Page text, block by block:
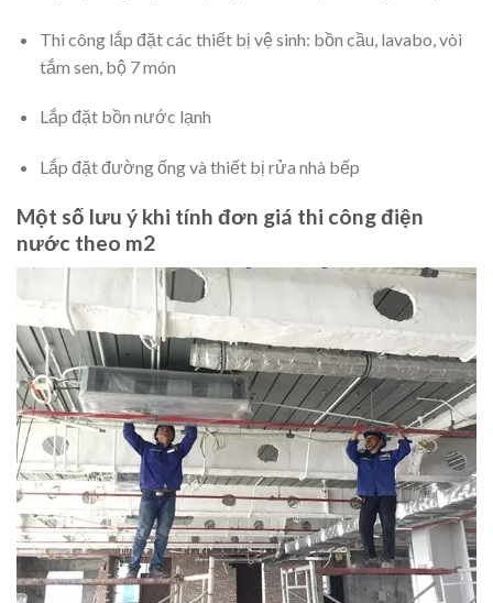
Thi công lắp đặt các thiết bị vệ sinh: bồn cầu, lavabo, vòi
tắm sen, bộ 7 món
Lắp đặt bồn nước lạnh
Lắp đặt đường ống và thiết bị rửa nhà bếp
Một số lưu ý khi tính đơn giá thi công điện
nước theo m2